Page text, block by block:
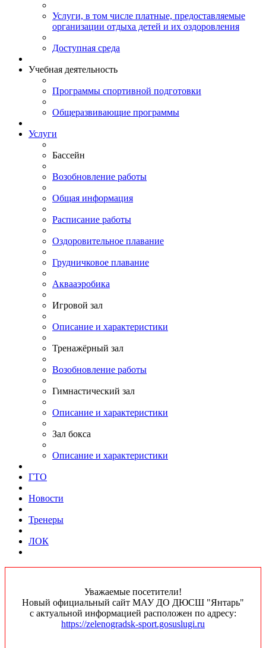
Услуги, в том числе платные, предоставляемые
организации отдыха детей и их оздоровления
Доступная среда
Учебная деятельность
Программы спортивной подготовки
Общеразвивающие программы
Услуги
Бассейн
Возобновление работы
Общая информация
Расписание работы
Оздоровительное плавание
Грудничковое плавание
Аквааэробика
Игровой зал
Описание и характеристики
Тренажёрный зал
Возобновление работы
Гимнастический зал
Описание и характеристики
Зал бокса
Описание и характеристики
ГТО
Новости
Тренеры
ЛОК
Уважаемые посетители!
Новый официальный сайт МАУ ДО ДЮСШ "Янтарь"
с актуальной информацией расположен по адресу:
https://zelenogradsk-sport.gosuslugi.ru